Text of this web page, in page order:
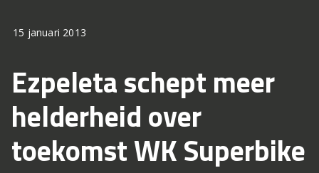
15 januari 2013
Ezpeleta schept meer
helderheid over
toekomst WK Superbike